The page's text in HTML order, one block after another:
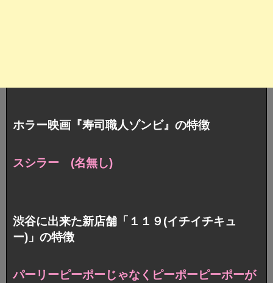
ホラー映画『寿司職人ゾンビ』の特徴
スシラー (名無し)
渋谷に出来た新店舗「１１９(イチイチキュ
ー)」の特徴
パーリーピーポーじゃなくピーポーピーポーが